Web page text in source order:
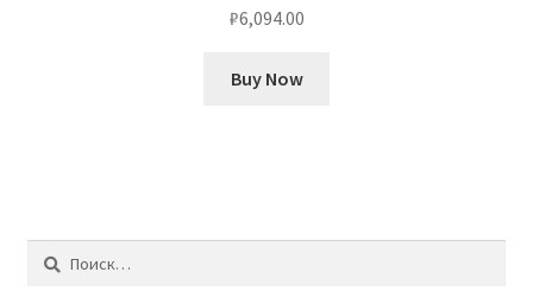
₽6,094.00
Buy Now
Найти: